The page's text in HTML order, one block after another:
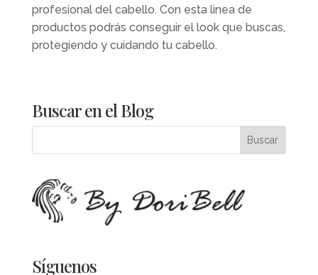
profesional del cabello. Con esta linea de
productos podrás conseguir el look que buscas,
protegiendo y cuidando tu cabello.
Buscar en el Blog
Síguenos